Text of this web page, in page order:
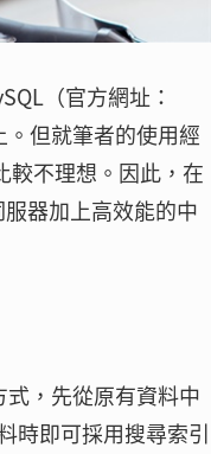
（官方網址：
但就筆者的使用經
較不理想。因此，在
器加上高效能的中
，先從原有資料中
時即可採用搜尋索引